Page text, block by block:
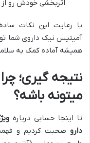
اثربخشی خودش رو
با رعایت این نکات
آمیتیس نیک داروی شما
همیشه آماده کمک به
نتیجه گیری؛
میتونه باشه؟
تا اینجا حسابی درباره
دارو صحبت کردیم و